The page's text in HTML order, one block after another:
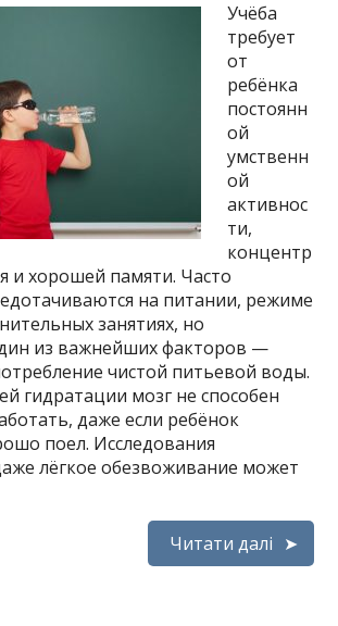
Учёба
требует
от
ребёнка
постоянн
ой
умственн
ой
активнос
ти,
концентр
и хорошей памяти. Часто
на питании, режиме
занятиях, но
из важнейших факторов —
чистой питьевой воды.
гидратации мозг не способен
даже если ребёнок
поел. Исследования
лёгкое обезвоживание может
Читати далі